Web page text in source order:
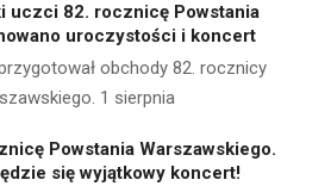
uczci 82. rocznicę Powstania
uroczystości i koncert
obchody 82. rocznicy
1 sierpnia
Powstania Warszawskiego.
się wyjątkowy koncert!